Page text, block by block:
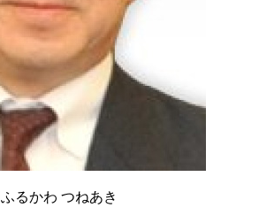
ふるかわ つねあき